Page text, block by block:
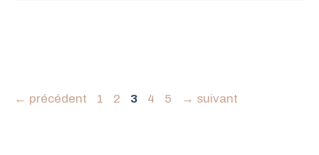
← précédent Page
1 Page
2 Page
3 Page
4 Page
5 → suivant